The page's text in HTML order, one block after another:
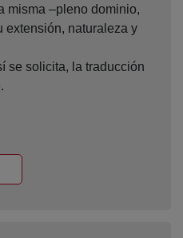
misma –pleno dominio,
extensión, naturaleza y
se solicita, la traducción
nueva